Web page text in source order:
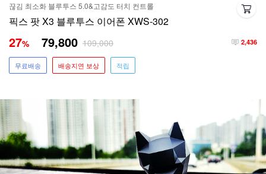
끊김 최소화 블루투스 5.0&고감도 터치 컨트롤
픽스 팟 X3 블루투스 이어폰 XWS-302
2,436
27% 79,800 109,000
무료배송 배송지연 보상 적립